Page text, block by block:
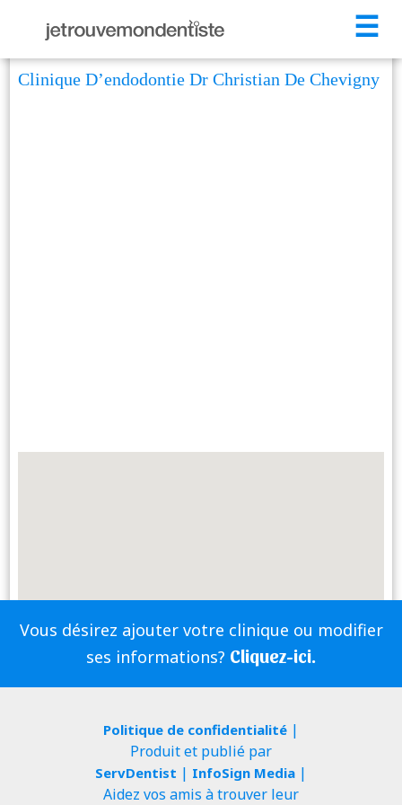
☰
Clinique D’endodontie Dr Christian De Chevigny
Vous désirez ajouter votre clinique ou modifier
ses informations? Cliquez-ici.
Politique de confidentialité|
Produit et publié par
ServDentist | InfoSign Media|
Aidez vos amis à trouver leur